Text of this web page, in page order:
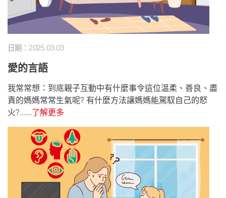
日期：2025.03.03
愛的言語
我常常想：到底親子互動中有什麼事令這位温柔、善良、盡
責的媽媽常常生氣呢? 有什麼方法讓媽媽能駕馭自己的怒
火?......了解更多